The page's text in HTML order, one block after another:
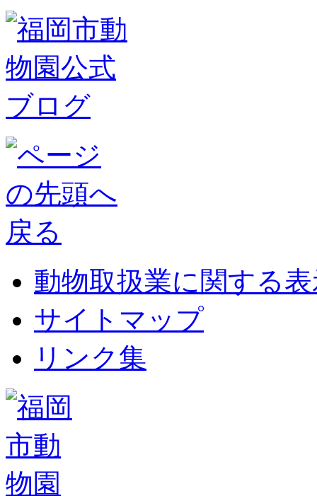
動物取扱業に関する
サイトマップ
リンク集